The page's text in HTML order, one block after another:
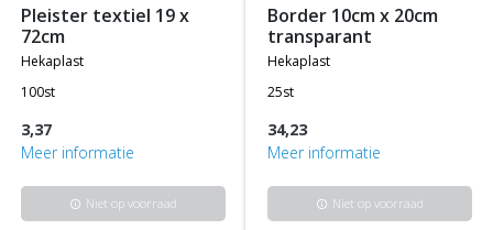
pleister textiel 19 x
72cm
hekaplast
100st
3,37
Meer informatie
info Niet op voorraad
border 10cm x 20cm
transparant
hekaplast
25st
34,23
Meer informatie
info Niet op voorraad